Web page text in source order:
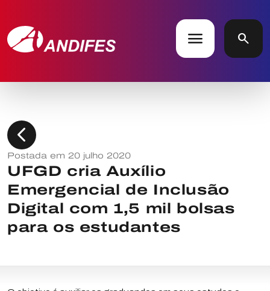
menu search
chevron_left
Postada em 20 julho 2020
UFGD cria Auxílio
Emergencial de Inclusão
Digital com 1,5 mil bolsas
para os estudantes